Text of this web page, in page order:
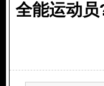
全能运动